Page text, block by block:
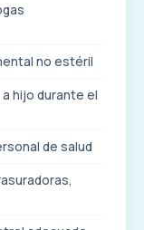
no estéril
hijo durante el
de salud